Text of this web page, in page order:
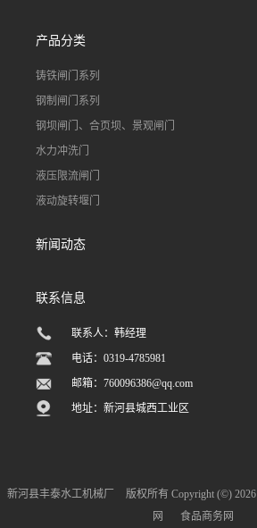
产品分类
铸铁闸门系列
钢制闸门系列
钢坝闸门、合页坝、景观闸门
水力冲洗门
液压限流闸门
液动旋转堰门
新闻动态
联系信息
联系人：韩经理
电话：0319-4785981
邮箱：760096386@qq.com
地址：新河县城西工业区
新河县丰泰水工机械厂 版权所有 Copyright (©) 2026
网
食品商务网